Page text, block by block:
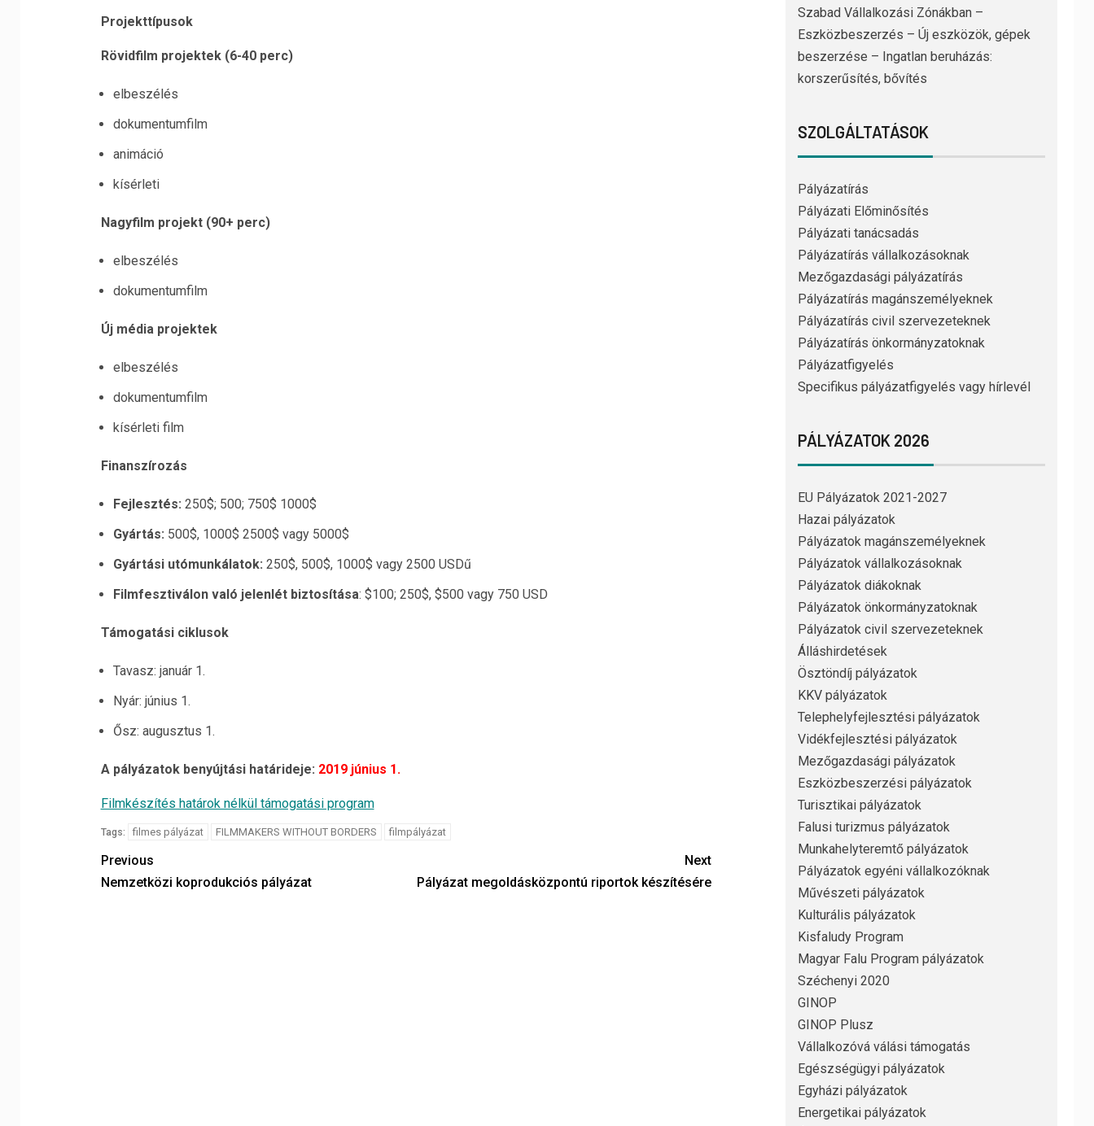
Projekttípusok
Rövidfilm projektek (6-40 perc)
elbeszélés
dokumentumfilm
animáció
kísérleti
Nagyfilm projekt (90+ perc)
elbeszélés
dokumentumfilm
Új média projektek
elbeszélés
dokumentumfilm
kísérleti film
Finanszírozás
Fejlesztés: 250$; 500; 750$ 1000$
Gyártás: 500$, 1000$ 2500$ vagy 5000$
Gyártási utómunkálatok: 250$, 500$, 1000$ vagy 2500 USDű
Filmfesztiválon való jelenlét biztosítása: $100; 250$, $500 vagy 750 USD
Támogatási ciklusok
Tavasz: január 1.
Nyár: június 1.
Ősz: augusztus 1.
A pályázatok benyújtási határideje: 2019 június 1.
Filmkészítés határok nélkül támogatási program
Tags: filmes pályázat FILMMAKERS WITHOUT BORDERS filmpályázat
Previous
Nemzetközi koprodukciós pályázat
Next
Pályázat megoldásközpontú riportok készítésére
Szabad Vállalkozási Zónákban –
Eszközbeszerzés – Új eszközök, gépek
beszerzése – Ingatlan beruházás:
korszerűsítés, bővítés
SZOLGÁLTATÁSOK
Pályázatírás
Pályázati Előminősítés
Pályázati tanácsadás
Pályázatírás vállalkozásoknak
Mezőgazdasági pályázatírás
Pályázatírás magánszemélyeknek
Pályázatírás civil szervezeteknek
Pályázatírás önkormányzatoknak
Pályázatfigyelés
Specifikus pályázatfigyelés vagy hírlevél
PÁLYÁZATOK 2026
EU Pályázatok 2021-2027
Hazai pályázatok
Pályázatok magánszemélyeknek
Pályázatok vállalkozásoknak
Pályázatok diákoknak
Pályázatok önkormányzatoknak
Pályázatok civil szervezeteknek
Álláshirdetések
Ösztöndíj pályázatok
KKV pályázatok
Telephelyfejlesztési pályázatok
Vidékfejlesztési pályázatok
Mezőgazdasági pályázatok
Eszközbeszerzési pályázatok
Turisztikai pályázatok
Falusi turizmus pályázatok
Munkahelyteremtő pályázatok
Pályázatok egyéni vállalkozóknak
Művészeti pályázatok
Kulturális pályázatok
Kisfaludy Program
Magyar Falu Program pályázatok
Széchenyi 2020
GINOP
GINOP Plusz
Vállalkozóvá válási támogatás
Egészségügyi pályázatok
Egyházi pályázatok
Energetikai pályázatok